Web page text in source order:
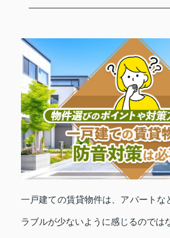
一戸建ての賃貸物件は、アパートな
ラブルが少ないように感じるのでは